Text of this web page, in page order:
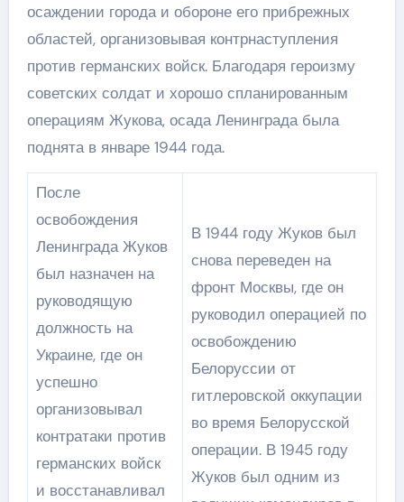
осаждении города и обороне его прибрежных
областей, организовывая контрнаступления
против германских войск. Благодаря героизму
советских солдат и хорошо спланированным
операциям Жукова, осада Ленинграда была
поднята в январе 1944 года.
После
освобождения
Ленинграда Жуков
был назначен на
руководящую
должность на
Украине, где он
успешно
организовывал
контратаки против
германских войск
и восстанавливал
В 1944 году Жуков был
снова переведен на
фронт Москвы, где он
руководил операцией по
освобождению
Белоруссии от
гитлеровской оккупации
во время Белорусской
операции. В 1945 году
Жуков был одним из